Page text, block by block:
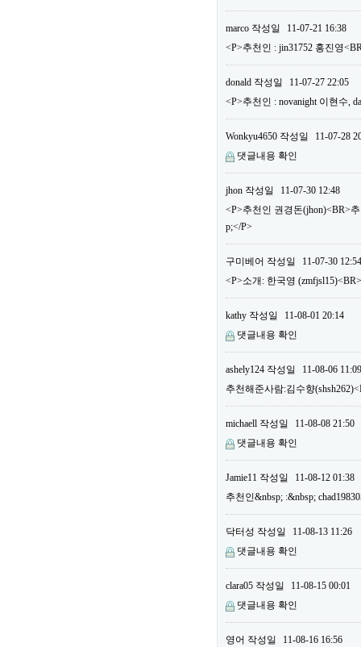
marco 작성일
11-07-21 16:38
<P>추천인 : jin31752 홍진영
donald 작성일
11-07-27 22:05
<P>추천인 : novanight 이현수,
Wonkyu4650 작성일
11-07-28
댓글내용 확인
jhon 작성일
11-07-30 12:48
<P>추천인 권경돈(jhon)<BR>
p;</P>
구미베어 작성일
11-07-30 12:54
<P>소개: 한국영
kathy 작성일
11-08-01 20:14
댓글내용 확인
ashely124 작성일
11-08-06 11:09
추천해준사람:김수향
michaell 작성일
11-08-08 21:50
댓글내용 확인
Jamie11 작성일
11-08-12 01:38
추천인&nbsp; :&nbsp;
닥터성 작성일
11-08-13 11:26
댓글내용 확인
clara05 작성일
11-08-15 00:01
댓글내용 확인
영어 작성일 11-08-16 16:56